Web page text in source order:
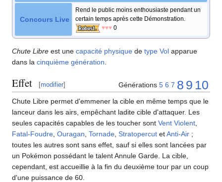
Concours Live
Rend le public moins enthousiaste pendant un
certain temps après cette Démonstration.
♥♥♥ 0
Chute Libre est une capacité physique de type Vol apparue
dans la cinquième génération
Effet [modifier] Générations 5 6 7 8 9 10
Chute Libre permet d'emmener la cible en même temps que le
lanceur dans les airs, empêchant ladite cible d'attaquer. Les
seules capacités capables de les toucher sont Vent Violent
Fatal-Foudre Ouragan Tornade Stratopercut etAnti-Air ;
toutes les autres sont sans effet, sauf si elles sont lancées par
un Pokémon possédant le talent Annule Garde. La cible,
cependant, est accueillie à la fin du deuxième tour par un coup
d'une puissance de 60.